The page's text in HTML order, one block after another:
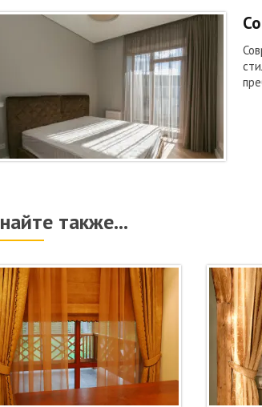
также...